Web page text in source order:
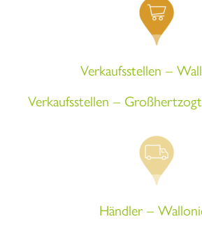
Verkaufsstellen –
Verkaufsstellen –
Händler –